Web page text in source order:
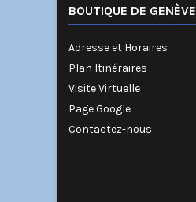
BOUTIQUE DE GENÈVE
Adresse et Horaires
Plan Itinéraires
Visite Virtuelle
Page Google
Contactez-nous